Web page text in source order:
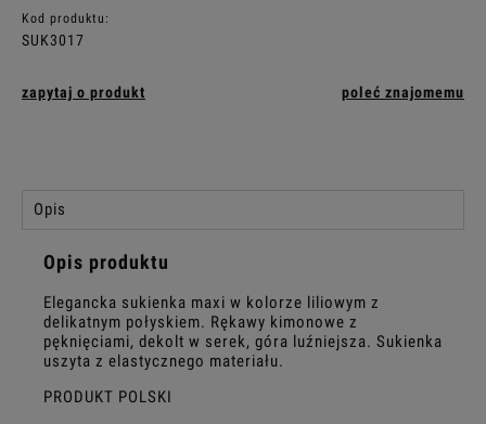
Kod produktu:
SUK3017
zapytaj o produkt poleć znajomemu
Opis
Opis produktu
Elegancka sukienka maxi w kolorze liliowym z
delikatnym połyskiem. Rękawy kimonowe z
pęknięciami, dekolt w serek, góra luźniejsza. Sukienka
uszyta z elastycznego materiału.
PRODUKT POLSKI